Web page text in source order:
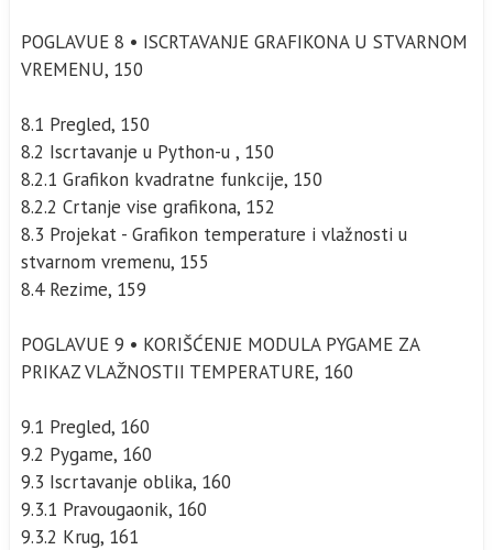
POGLAVUE 8 • ISCRTAVANJE GRAFIKONA U STVARNOM
VREMENU, 150
8.1 Pregled, 150
8.2 Iscrtavanje u Python-u , 150
8.2.1 Grafikon kvadratne funkcije, 150
8.2.2 Crtanje vise grafikona, 152
8.3 Projekat - Grafikon temperature i vlažnosti u
stvarnom vremenu, 155
8.4 Rezime, 159
POGLAVUE 9 • KORIŠĆENJE MODULA PYGAME ZA
PRIKAZ VLAŽNOSTII TEMPERATURE, 160
9.1 Pregled, 160
9.2 Pygame, 160
9.3 Iscrtavanje oblika, 160
9.3.1 Pravougaonik, 160
9.3.2 Krug, 161